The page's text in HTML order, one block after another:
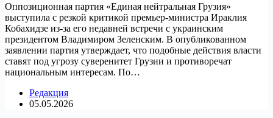
Оппозиционная партия «Единая нейтральная Грузия»
выступила с резкой критикой премьер-министра Ираклия
Кобахидзе из-за его недавней встречи с украинским
президентом Владимиром Зеленским. В опубликованном
заявлении партия утверждает, что подобные действия власти
ставят под угрозу суверенитет Грузии и противоречат
национальным интересам. По…
Редакция
05.05.2026